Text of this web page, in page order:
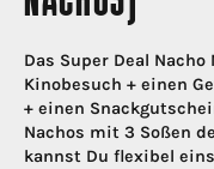
Das Super Deal
Kinobesuch + einen
+ einen
Nachos mit 3 Soßen
kannst Du flexibel